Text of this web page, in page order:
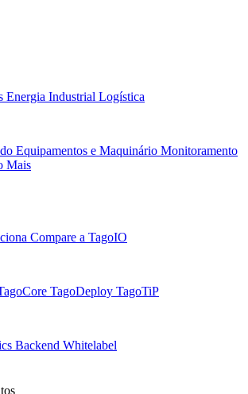
Energia Industrial Logística
Equipamentos e Maquinário Monitoramento
Mais
Compare a TagoIO
TagoDeploy TagoTiP
Backend Whitelabel